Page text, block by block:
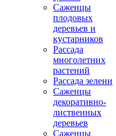
Саженцы
плодовых
деревьев и
кустарников
Рассада
многолетних
растений
Рассада зелени
Саженцы
декоративно-
лиственных
деревьев
Саженцы